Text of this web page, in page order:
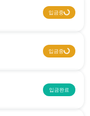
입금중
입금중
입금완료